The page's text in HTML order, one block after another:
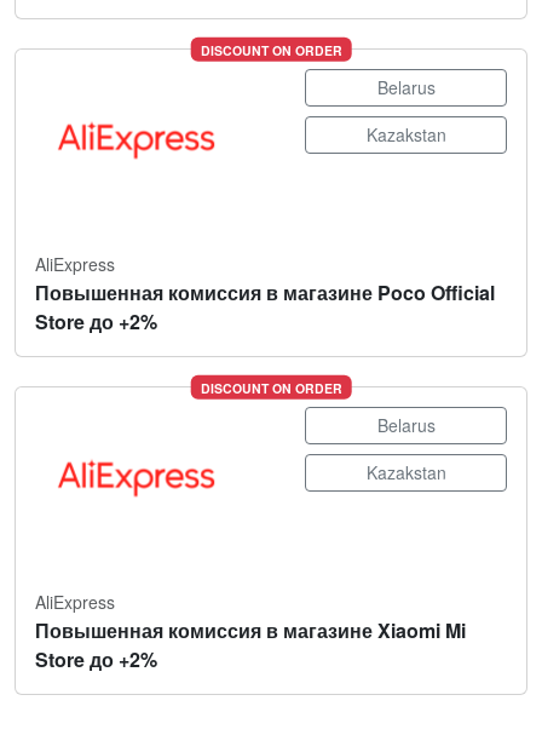
DISCOUNT ON ORDER
Belarus
Kazakstan
AliExpress
Повышенная комиссия в магазине Poco Official
Store до +2%
DISCOUNT ON ORDER
Belarus
Kazakstan
AliExpress
Повышенная комиссия в магазине Xiaomi Mi
Store до +2%